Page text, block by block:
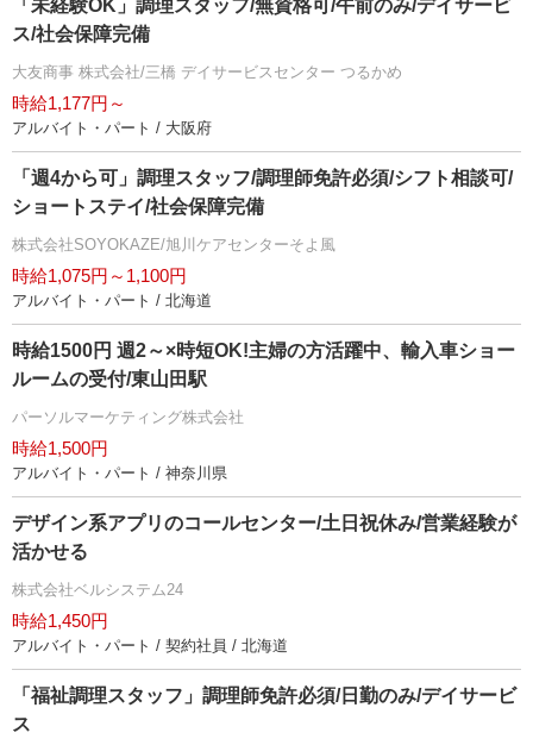
「未経験OK」調理スタッフ/無資格可/午前のみ/デイサービ
ス/社会保障完備
大友商事 株式会社/三橋 デイサービスセンター つるかめ
時給1,177円～
アルバイト・パート / 大阪府
「週4から可」調理スタッフ/調理師免許必須/シフト相談可/
ショートステイ/社会保障完備
株式会社SOYOKAZE/旭川ケアセンターそよ風
時給1,075円～1,100円
アルバイト・パート / 北海道
時給1500円 週2～×時短OK!主婦の方活躍中、輸入車ショー
ルームの受付/東山田駅
パーソルマーケティング株式会社
時給1,500円
アルバイト・パート / 神奈川県
デザイン系アプリのコールセンター/土日祝休み/営業経験が
活かせる
株式会社ベルシステム24
時給1,450円
アルバイト・パート / 契約社員 / 北海道
「福祉調理スタッフ」調理師免許必須/日勤のみ/デイサービ
ス